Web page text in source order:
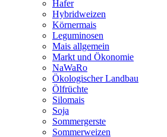
Hafer
Hybridweizen
Körnermais
Leguminosen
Mais allgemein
Markt und Ökonomie
NaWaRo
Ökologischer Landbau
Ölfrüchte
Silomais
Soja
Sommergerste
Sommerweizen